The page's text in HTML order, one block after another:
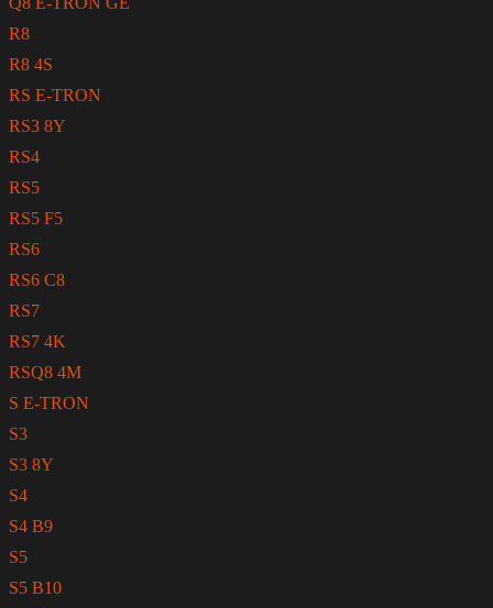
R8
R8 4S
RS E-TRON
RS3 8Y
RS4
RS5
RS5 F5
RS6
RS6 C8
RS7
RS7 4K
RSQ8 4M
S E-TRON
S3
S3 8Y
S4
S4 B9
S5
S5 B10